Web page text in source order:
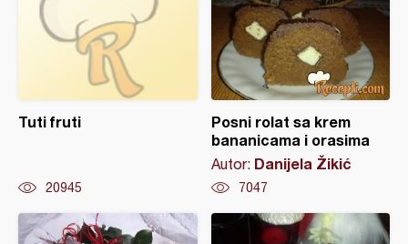
Tuti fruti
20945
Posni rolat sa krem
bananicama i orasima
Autor: Danijela Žikić
7047